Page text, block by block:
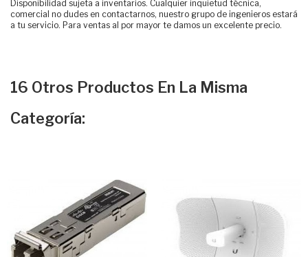
Disponibilidad sujeta a inventarios. Cualquier inquietud técnica,
comercial no dudes en contactarnos, nuestro grupo de ingenieros estará
a tu servicio. Para ventas al por mayor te damos un excelente precio.
16 Otros Productos En La Misma
Categoría: